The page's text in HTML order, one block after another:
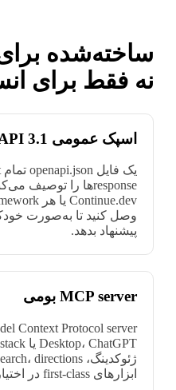
نه فقط برای
اسپک عمومی OpenAPI 3.1
پیشنهاد بدهد.
MCP server بومی
ابزارهای first-class در اختیار ایجنت قرار بگیرد.